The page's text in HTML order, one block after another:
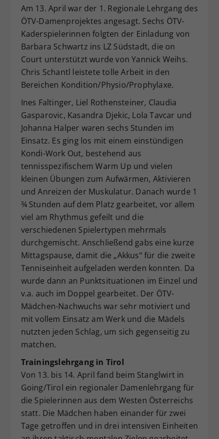
Am 13. April war der 1. Regionale Lehrgang des
ÖTV-Damenprojektes angesagt. Sechs ÖTV-
Kaderspielerinnen folgten der Einladung von
Barbara Schwartz ins LZ Südstadt, die on
Court unterstützt wurde von Yannick Weihs.
Chris Schantl leistete tolle Arbeit in den
Bereichen Kondition/Physio/Prophylaxe.
Ines Faltinger, Liel Rothensteiner, Claudia
Gasparovic, Kasandra Djekic, Lola Tavcar und
Johanna Halper waren sechs Stunden im
Einsatz. Es ging los mit einem einstündigen
Kondi-Work Out, bestehend aus
tennisspezifischem Warm Up und vielen
kleinen Übungen zum Aufwärmen, Aktivieren
und Anreizen der Muskulatur. Danach wurde 1
¾ Stunden auf dem Platz gearbeitet, vor allem
viel am Rhythmus gefeilt und die
verschiedenen Spielertypen mehrmals
durchgemischt. Anschließend gabs eine kurze
Mittagspause, damit die „Akkus“ für die zweite
Tenniseinheit aufgeladen werden konnten. Da
wurde dann an Punktsituationen im Einzel und
v.a. auch im Doppel gearbeitet. Der ÖTV-
Mädchen-Nachwuchs war sehr motiviert und
mit vollem Einsatz am Werk und die Mädels
nutzten jeden Schlag, um sich gegenseitig zu
matchen.
Trainingslehrgang in Tirol
Von 13. bis 14. April fand beim Stanglwirt in
Going/Tirol ein regionaler Damenlehrgang für
die Spielerinnen aus dem Westen Österreichs
statt. Die Mädchen haben einander für zwei
Tage getroffen und in drei intensiven Einheiten
Zweck
Dieser Wert speichert Ihre Consent-
Einstellungen. Unter anderem eine
zufällig generierte ID, für die
historische Speicherung Ihrer
vorgenommen Einstellungen, falls der
hat.